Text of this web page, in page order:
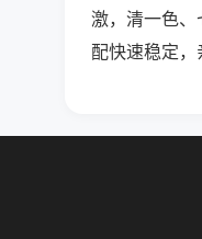
激，清一色
配快速稳定，